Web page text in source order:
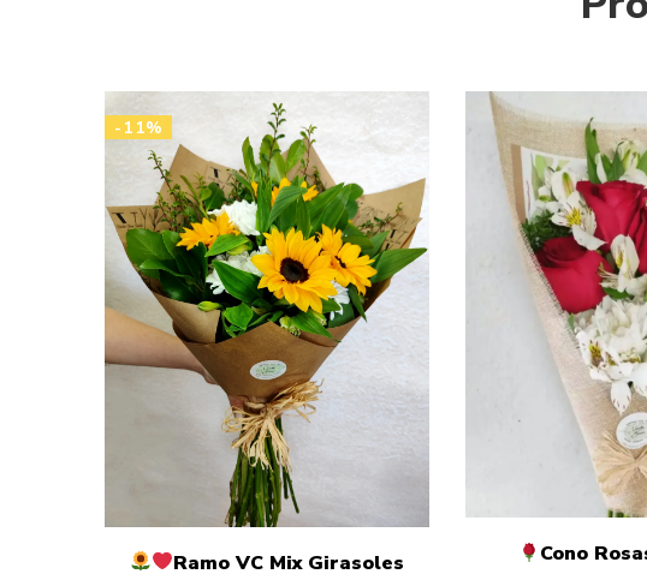
-11%
Ramo VC Mix Girasoles Cono